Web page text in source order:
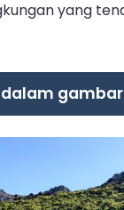
yang
dalam gambar